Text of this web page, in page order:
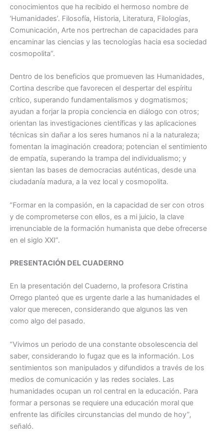
conocimientos que ha recibido el hermoso nombre de
‘Humanidades’. Filosofía, Historia, Literatura, Filologías,
Comunicación, Arte nos pertrechan de capacidades para
encaminar las ciencias y las tecnologías hacia esa sociedad
cosmopolita”.
Dentro de los beneficios que promueven las Humanidades,
Cortina describe que favorecen el despertar del espíritu
crítico, superando fundamentalismos y dogmatismos;
ayudan a forjar la propia conciencia en diálogo con otros;
orientan las investigaciones científicas y las aplicaciones
técnicas sin dañar a los seres humanos ni a la naturaleza;
fomentan la imaginación creadora; potencian el sentimiento
de empatía, superando la trampa del individualismo; y
sientan las bases de democracias auténticas, desde una
ciudadanía madura, a la vez local y cosmopolita.
“Formar en la compasión, en la capacidad de ser con otros
y de comprometerse con ellos, es a mi juicio, la clave
irrenunciable de la formación humanista que debe ofrecerse
en el siglo XXI”.
PRESENTACIÓN DEL CUADERNO
En la presentación del Cuaderno, la profesora Cristina
Orrego planteó que es urgente darle a las humanidades el
valor que merecen, considerando que algunos las ven
como algo del pasado.
“Vivimos un periodo de una constante obsolescencia del
saber, considerando lo fugaz que es la información. Los
sentimientos son manipulados y difundidos a través de los
medios de comunicación y las redes sociales. Las
humanidades ocupan un rol central en la educación. Para
formar a personas se requiere una educación moral que
enfrente las difíciles circunstancias del mundo de hoy”,
señaló.